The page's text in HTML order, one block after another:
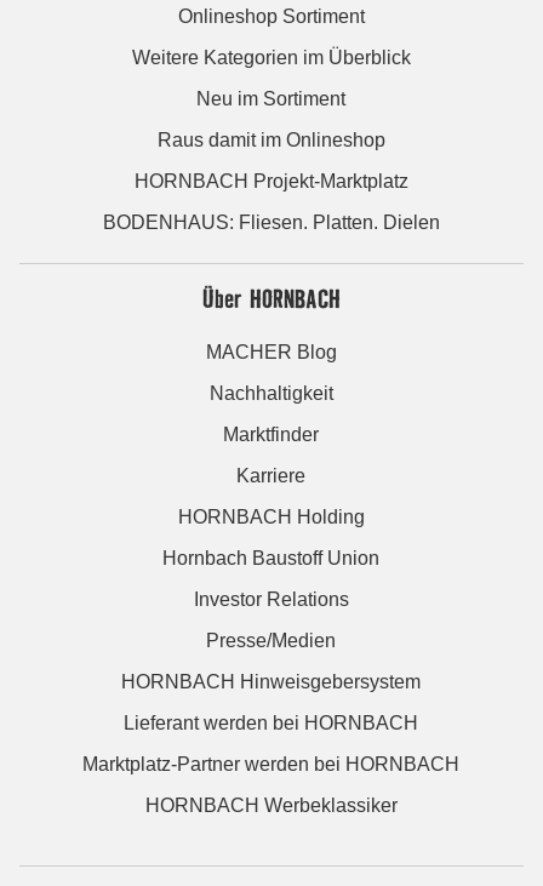
Onlineshop Sortiment
Weitere Kategorien im Überblick
Neu im Sortiment
Raus damit im Onlineshop
HORNBACH Projekt-Marktplatz
BODENHAUS: Fliesen. Platten. Dielen
Über HORNBACH
MACHER Blog
Nachhaltigkeit
Marktfinder
Karriere
HORNBACH Holding
Hornbach Baustoff Union
Investor Relations
Presse/Medien
HORNBACH Hinweisgebersystem
Lieferant werden bei HORNBACH
Marktplatz-Partner werden bei HORNBACH
HORNBACH Werbeklassiker